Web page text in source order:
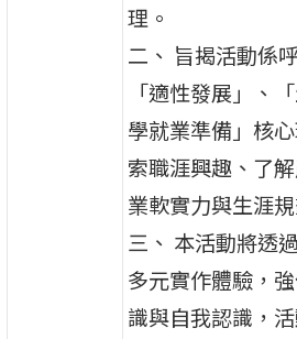
理。
二、 旨揭活動係
「適性發展」、
學就業準備」核
索職涯興趣、了
業軟實力與生涯
三、 本活動將透
多元實作體驗，
識與自我認識，